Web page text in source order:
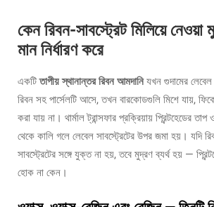
কেন রিবন-সাবস্ট্রেট মিলিয়ে
মান নির্ধারণ করে
একটিতাপীয় স্থানান্তর রিবন আমদানিযখন গুদামের
রিবন সহ পার্সেলটি আসে, তখন বারকোডগুলি মিশে যায়,
করা যায় না। থার্মাল ট্রান্সফার প্রক্রিয়ায় প্রিন্টহেডের
থেকে কালি গলে লেবেল সাবস্ট্রেটের উপর জমা হয়। যদি
সাবস্ট্রেটের সঙ্গে যুক্ত না হয়, তবে মুদ্রণ ব্যর্থ হয় —
হোক না কেন।